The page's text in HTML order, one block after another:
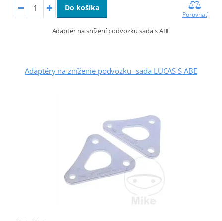
Do košíka
Porovnať
Adaptér na snížení podvozku sada s ABE
Adaptéry na zníženie podvozku -sada LUCAS S ABE